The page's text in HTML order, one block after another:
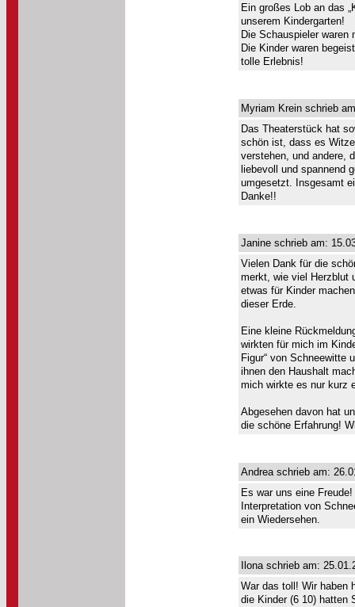
Ein großes Lob an das
unserem Kindergarten!
Die Schauspieler
Die Kinder waren
tolle Erlebnis!
Myriam Krein schrieb
Das Theaterstück hat
schön ist, dass es
verstehen, und andere,
liebevoll und spannend
umgesetzt. Insgesamt
Danke!!
Janine schrieb am:
Vielen Dank für die
merkt, wie viel Herzblut
etwas für Kinder
dieser Erde.
Eine kleine
wirkten für mich im
Figur“ von Schneewitte
ihnen den Haushalt
mich wirkte es nur kurz
Abgesehen davon hat
die schöne Erfahrung!
Andrea schrieb am:
Es war uns eine
Interpretation von
ein Wiedersehen.
Ilona schrieb am:
War das toll! Wir haben
die Kinder (6 10) hatten